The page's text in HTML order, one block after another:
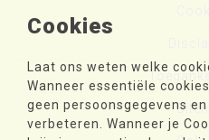
Cookies
Laat ons weten welke
Wanneer essentiële
geen persoonsgegevens
verbeteren. Wanneer je